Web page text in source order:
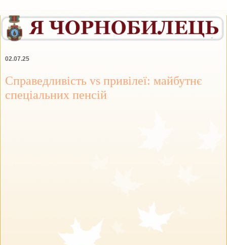
02.07.25
Справедливість vs привілеї: майбутнє
спеціальних пенсій